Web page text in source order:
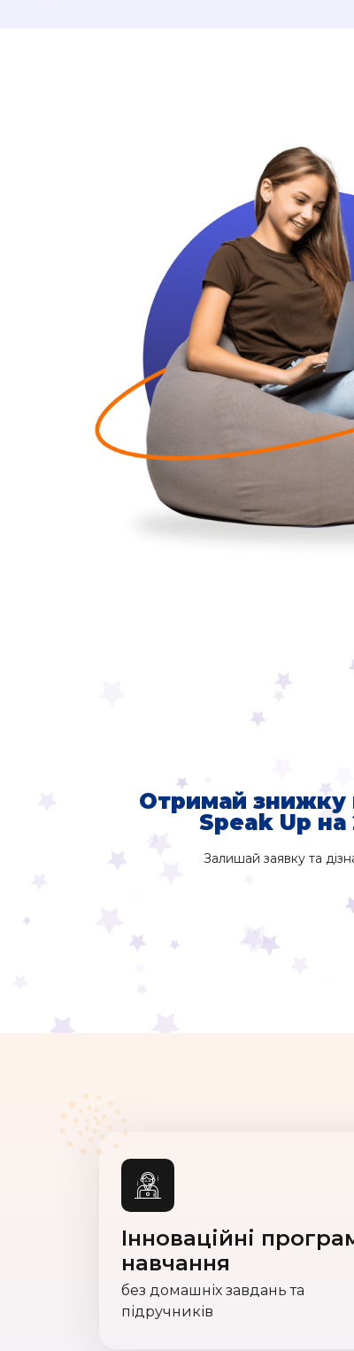
Отримай знижку
Speak Up на
Залишай заявку та
Інноваційні
навчання
без домашніх завдань та
підручників